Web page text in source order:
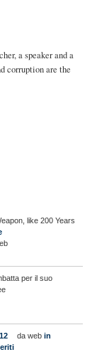
a speaker and a
corruption are the
like 200 Years
per il suo
da web in